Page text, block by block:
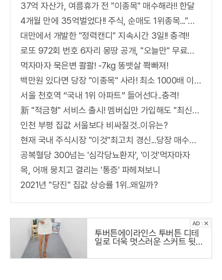
37억 자산가, 여름휴가 전 "이종목" 매수해라!! 한달
4개월 만에 35억벌었다!! 주식, 순매도 1위종목..."충격"
대만에서 개발한 "정력캔디" 지속시간 3일!! 충격!!
로또 972회 번호 6자리 몽땅 공개, "오늘만" 무료니까 꼭 오늘 확인하세요.
먹자마자 묵은변 콸콸! -7kg 똥뱃살 쫙빠져!
백만원 있다면 당장 "이종목" 사라! 최소 1000배 이상 증가...충격!!
서울 천호역 “국내 1위 아파트” 들어선다..충격!
新 "적금형" 서비스 출시! 멤버십만 가입해도 "최신가전" 선착순 100% 무료 경품지원!!
인천 부평 집값 서울보다 비싸질것..이유는?
현재 국내 주식시장 "이것"최고치 경신...당장 매수해라!!
공복혈당 300넘는 '심각당뇨환자', '이것'먹자마자
목, 어깨 뭉치고 결리는 '통증' 파헤쳐보니
2021년 "당진" 집값 상승률 1위..왜일까?
투버튼에이라인스 투버튼 디테
일로 더욱 멋스러운 스커트 뒷지